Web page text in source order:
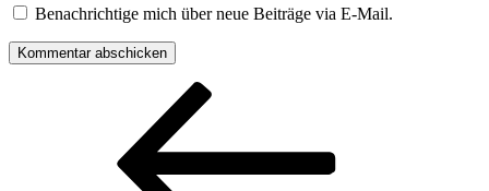
Benachrichtige mich über neue Beiträge via E-Mail.
Beitragsnavigation